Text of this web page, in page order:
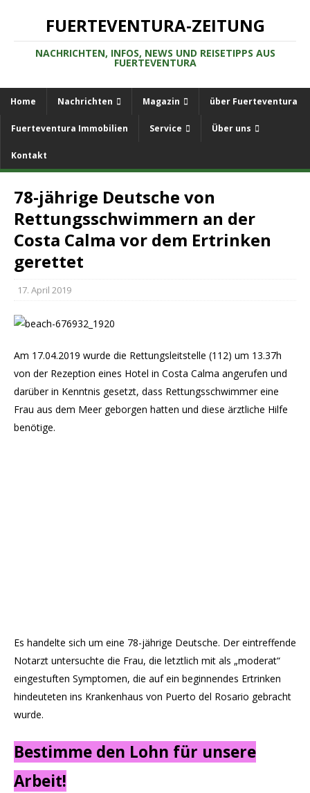
FUERTEVENTURA-ZEITUNG
NACHRICHTEN, INFOS, NEWS UND REISETIPPS AUS
FUERTEVENTURA
Home Nachrichten Magazin über Fuerteventura
Fuerteventura Immobilien Service Über uns
Kontakt
78-jährige Deutsche von
Rettungsschwimmern an der
Costa Calma vor dem Ertrinken
gerettet
17. April 2019
Am 17.04.2019 wurde die Rettungsleitstelle (112) um 13.37h
von der Rezeption eines Hotel in Costa Calma angerufen und
darüber in Kenntnis gesetzt, dass Rettungsschwimmer eine
Frau aus dem Meer geborgen hatten und diese ärztliche Hilfe
benötige.
Es handelte sich um eine 78-jährige Deutsche. Der eintreffende
Notarzt untersuchte die Frau, die letztlich mit als „moderat“
eingestuften Symptomen, die auf ein beginnendes Ertrinken
hindeuteten ins Krankenhaus von Puerto del Rosario gebracht
wurde.
Bestimme den Lohn für unsere
Arbeit!